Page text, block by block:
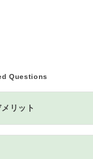
Questions
リット